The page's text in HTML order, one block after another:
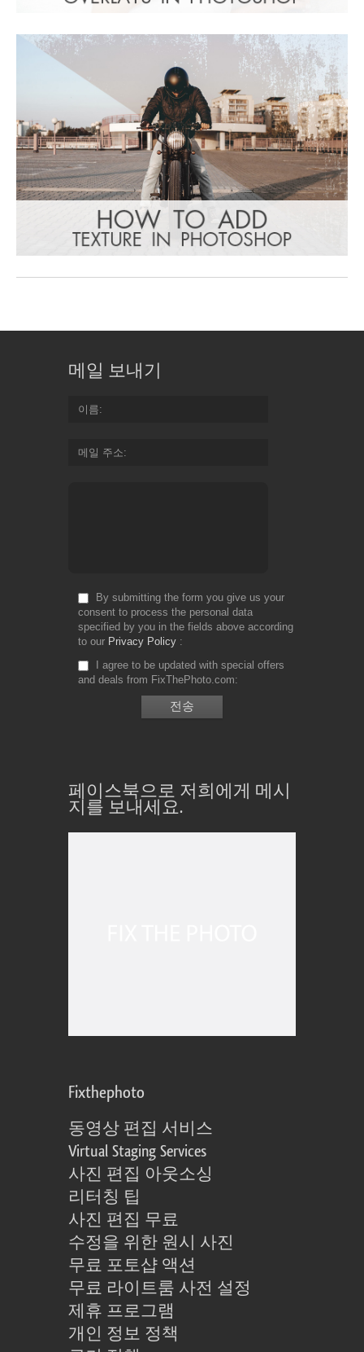
메일 보내기
이름
메일 주소
By submitting the form you give us your
consent to process the personal data
specified by you in the fields above according
to our Privacy Policy
I agree to be updated with special offers
and deals from FixThePhoto.com
페이스북으로 저희에게 메시
지를 보내세요.
Fixthephoto
동영상 편집 서비스
Virtual Staging Services
사진 편집 아웃소싱
리터칭 팁
사진 편집 무료
수정을 위한 원시 사진
무료 포토샵 액션
무료 라이트룸 사전 설정
제휴 프로그램
개인 정보 정책